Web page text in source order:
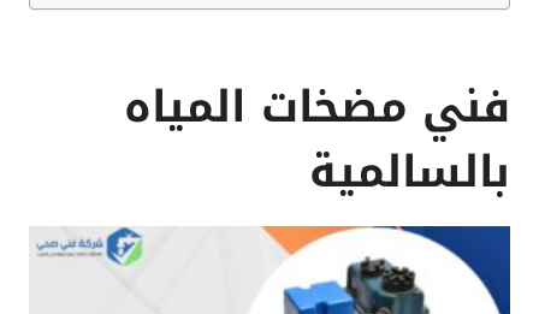
فني مضخات المياه
بالسالمية